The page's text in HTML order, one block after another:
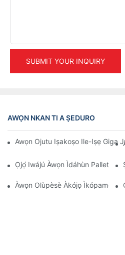
SUBMIT YOUR INQUIRY
AWỌN NKAN TI A ṢEDURO
Awọn Ojutu Iṣakoṣo Ile-Iṣẹ Giga
Ọjọ́ Iwájú Àwọn Ìdáhùn Pallet
Àwọn Olùpèsè Àkójọ Ìkópamọ́: